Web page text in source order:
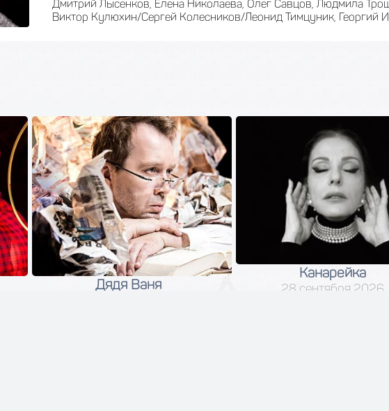
Дмитрий Лысенков, Елена Николаева, Олег Савцов, Людмила
Виктор Кулюхин/Сергей Колесников/Леонид Тимцуник, Георгий
Дядя Ваня
Канарейка
28 сентября 2026